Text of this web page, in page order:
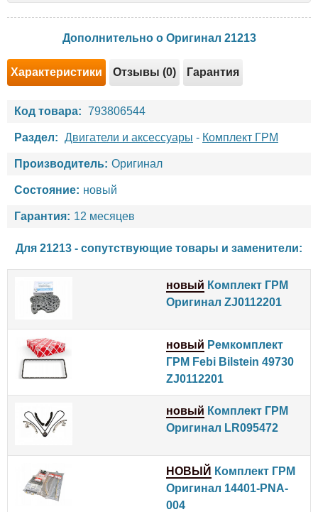
Дополнительно о Оригинал 21213
Характеристики Отзывы (0) Гарантия
Код товара: 793806544
Раздел: Двигатели и аксессуары - Комплект ГРМ
Производитель: Оригинал
Состояние: новый
Гарантия: 12 месяцев
Для 21213 - сопутствующие товары и заменители:
новый Комплект ГРМ
Оригинал ZJ0112201
новый Ремкомплект
ГРМ Febi Bilstein 49730
ZJ0112201
новый Комплект ГРМ
Оригинал LR095472
НОВЫЙ Комплект ГРМ
Оригинал 14401-PNA-
004